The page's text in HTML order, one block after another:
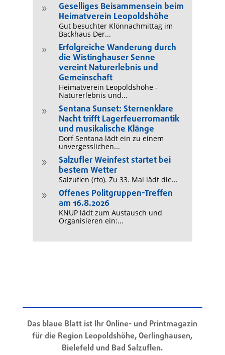
9
Geselliges Beisammensein beim
Heimatverein Leopoldshöhe
Gut besuchter Klönnachmittag im
Backhaus Der...
9
Erfolgreiche Wanderung durch
die Wistinghauser Senne
vereint Naturerlebnis und
Gemeinschaft
Heimatverein Leopoldshöhe -
Naturerlebnis und...
9
Sentana Sunset: Sternenklare
Nacht trifft Lagerfeuerromantik
und musikalische Klänge
Dorf Sentana lädt ein zu einem
unvergesslichen...
9
Salzufler Weinfest startet bei
bestem Wetter
Salzuflen (rto). Zu 33. Mal lädt die...
9
Offenes Politgruppen-Treffen
am 16.8.2026
KNUP lädt zum Austausch und
Organisieren ein:...
Das blaue Blatt ist Ihr Online- und Printmagazin
für die Region Leopoldshöhe, Oerlinghausen,
Bielefeld und Bad Salzuflen.